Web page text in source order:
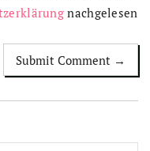
nachgelesen